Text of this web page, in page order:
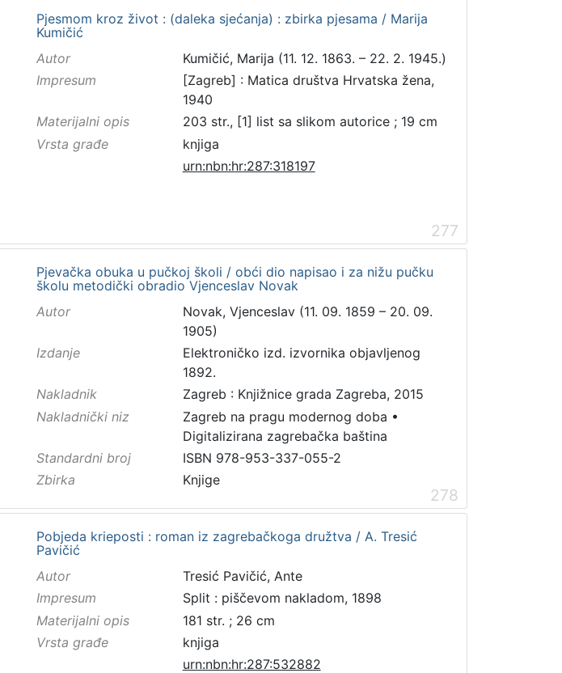
Pjesmom kroz život : (daleka sjećanja) : zbirka pjesama / Marija
Kumičić
Autor
Kumičić, Marija (11. 12. 1863. – 22. 2. 1945.)
Impresum
[Zagreb] : Matica društva Hrvatska žena,
1940
Materijalni opis
203 str., [1] list sa slikom autorice ; 19 cm
Vrsta građe
knjiga
urn:nbn:hr:287:318197
277
Pjevačka obuka u pučkoj školi / obći dio napisao i za nižu pučku
školu metodički obradio Vjenceslav Novak
Autor
Novak, Vjenceslav (11. 09. 1859 – 20. 09.
1905)
Izdanje
Elektroničko izd. izvornika objavljenog
1892.
Nakladnik
Zagreb : Knjižnice grada Zagreba, 2015
Nakladnički niz
Zagreb na pragu modernog doba •
Digitalizirana zagrebačka baština
Standardni broj
ISBN 978-953-337-055-2
Zbirka
Knjige
278
Pobjeda krieposti : roman iz zagrebačkoga družtva / A. Tresić
Pavičić
Autor
Tresić Pavičić, Ante
Impresum
Split : piščevom nakladom, 1898
Materijalni opis
181 str. ; 26 cm
Vrsta građe
knjiga
urn:nbn:hr:287:532882